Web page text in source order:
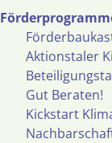
Aktionstaler
Gut Beraten!
Kickstart